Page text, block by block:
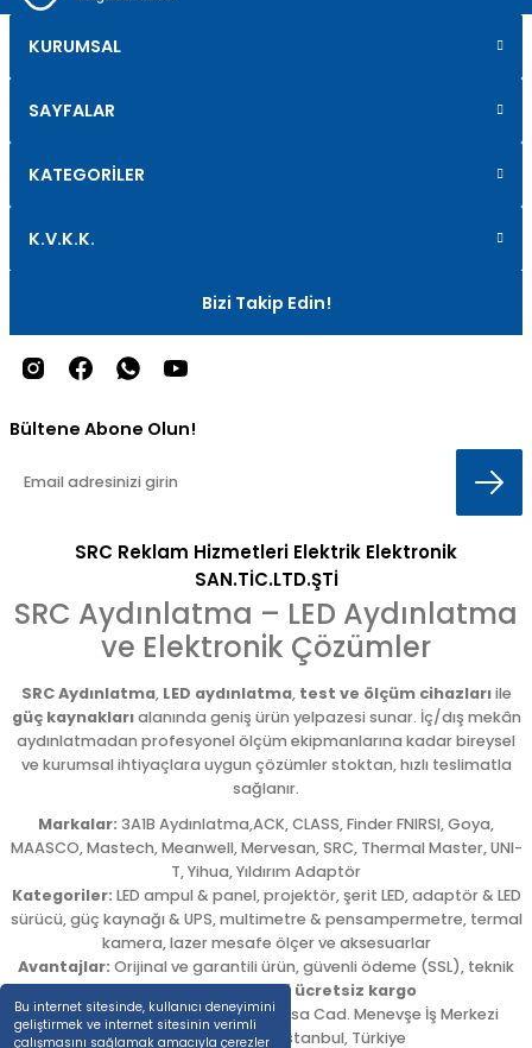
Bu internet sitesinde, kullanıcı deneyimini
geliştirmek ve internet sitesinin verimli
çalışmasını sağlamak amacıyla çerezler
KURUMSAL
SAYFALAR
KATEGORİLER
K.V.K.K.
Bizi Takip Edin!
Bültene Abone Olun!
SRC Reklam Hizmetleri Elektrik Elektronik
SAN.TİC.LTD.ŞTİ
SRC Aydınlatma – LED Aydınlatma
ve Elektronik Çözümler
SRC Aydınlatma, LED aydınlatma, test ve ölçüm cihazlarıile
güç kaynaklarıalanında geniş ürün yelpazesi sunar. İç/dış mekân
aydınlatmadan profesyonel ölçüm ekipmanlarına kadar bireysel
ve kurumsal ihtiyaçlara uygun çözümler stoktan, hızlı teslimatla
sağlanır.
Markalar: 3A1B Aydınlatma,ACK, CLASS, Finder FNIRSI, Goya,
MAASCO, Mastech, Meanwell, Mervesan, SRC, Thermal Master, UNI-
T, Yihua, Yıldırım Adaptör
Kategoriler: LED ampul & panel, projektör, şerit LED, adaptör & LED
sürücü, güç kaynağı & UPS, multimetre & pensampermetre, termal
kamera, lazer mesafe ölçer ve aksesuarlar
Avantajlar: Orijinal ve garantili ürün, güvenli ödeme (SSL), teknik
destek,5.000 TL üzeri ücretsiz kargo
Adres: Emekyemez Mah. Okçumusa Cad. Menevşe İş Merkezi
No:22/58,Beyoğlu/ İstanbul, Türkiye